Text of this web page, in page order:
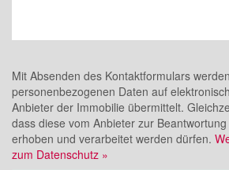
Mit Absenden des Kontaktformulars
personenbezogenen Daten auf
Anbieter der Immobilie übermittelt.
dass diese vom Anbieter zur
erhoben und verarbeitet werden dürfen.
zum Datenschutz »